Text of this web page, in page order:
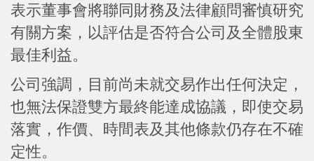
表示董事會將聯同財務及法律顧問審慎研究
有關方案，以評估是否符合公司及全體股東
最佳利益。
公司強調，目前尚未就交易作出任何決定，
也無法保證雙方最終能達成協議，即使交易
落實，作價、時間表及其他條款仍存在不確
定性。